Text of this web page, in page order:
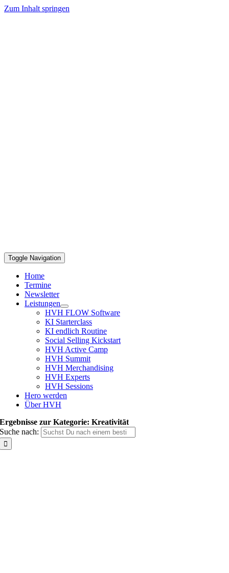
Zum Inhalt springen
Toggle Navigation
Home
Termine
Newsletter
Leistungen
HVH FLOW Software
KI Starterclass
KI endlich Routine
Social Selling Kickstart
HVH Active Camp
HVH Summit
HVH Merchandising
HVH Experts
HVH Sessions
Hero werden
Über HVH
Ergebnisse zur Kategorie: Kreativität
Suche nach: